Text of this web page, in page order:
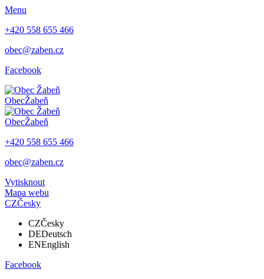
Menu
+420 558 655 466
obec@zaben.cz
Facebook
ObecŽabeň
ObecŽabeň
+420 558 655 466
obec@zaben.cz
Vytisknout
Mapa webu
CZČesky
CZČesky
DEDeutsch
ENEnglish
Facebook